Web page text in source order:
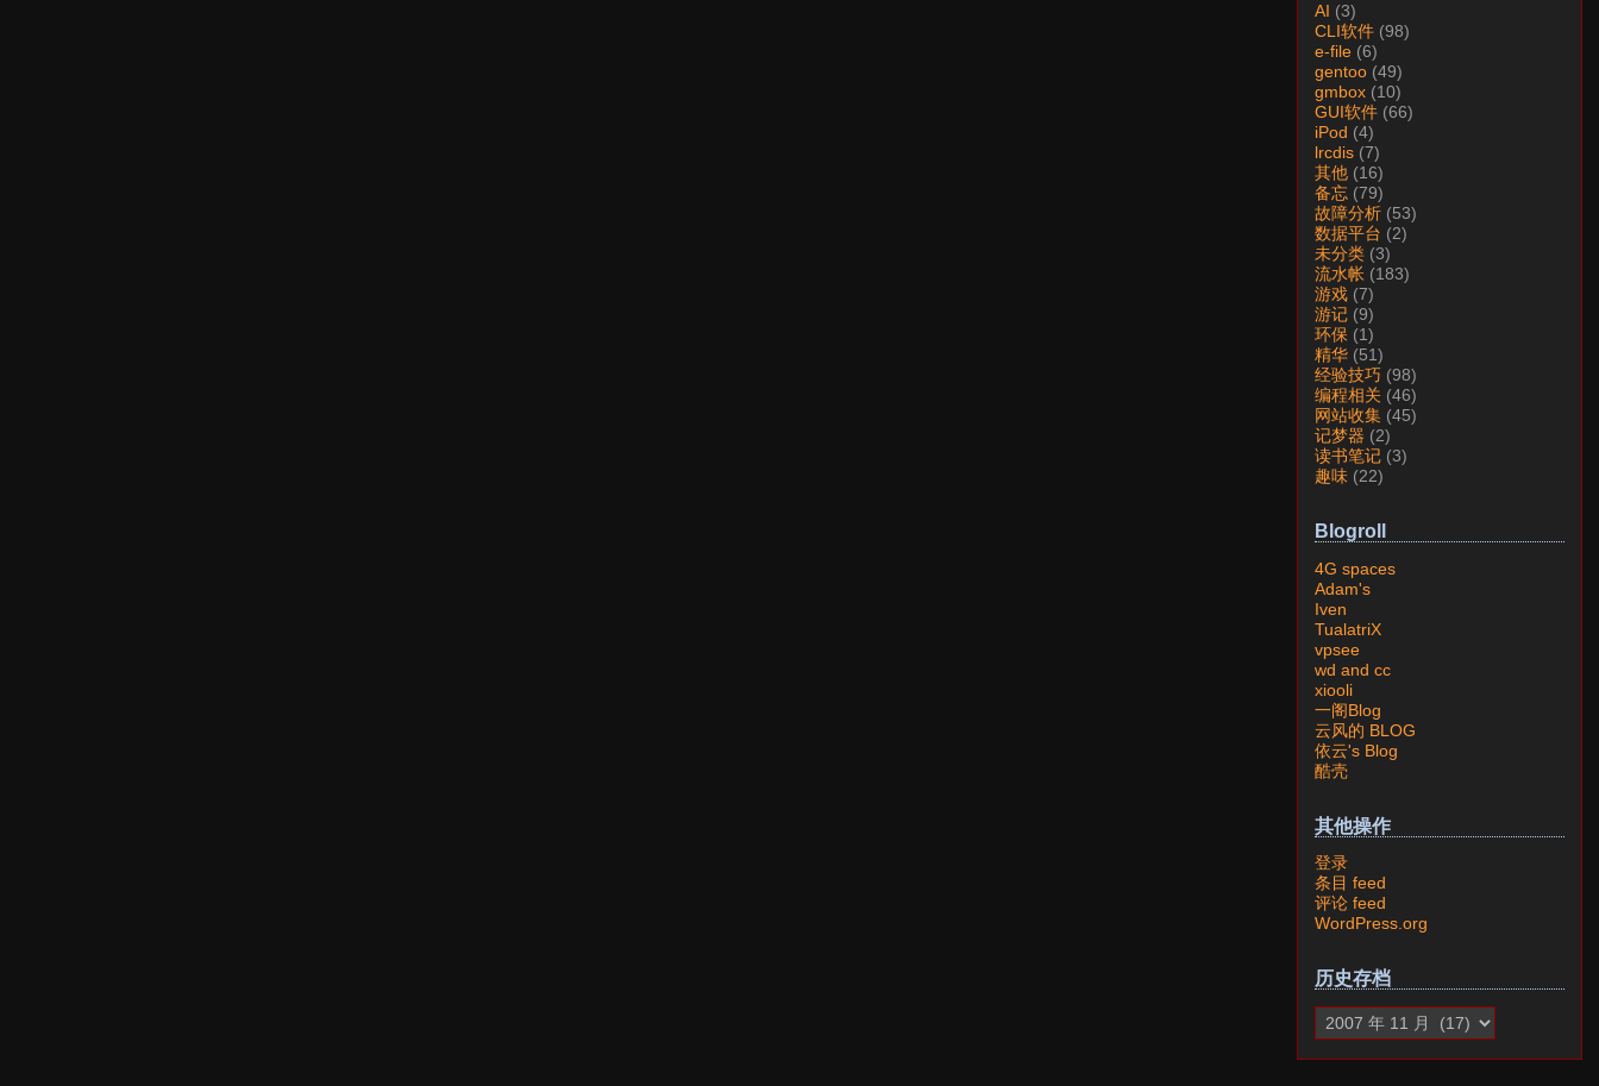
AI (3)
CLI软件 (98)
e-file (6)
gentoo (49)
gmbox (10)
GUI软件 (66)
iPod (4)
lrcdis (7)
其他 (16)
备忘 (79)
故障分析 (53)
数据平台 (2)
未分类 (3)
流水帐 (183)
游戏 (7)
游记 (9)
环保 (1)
精华 (51)
经验技巧 (98)
编程相关 (46)
网站收集 (45)
记梦器 (2)
读书笔记 (3)
趣味 (22)
Blogroll
4G spaces
Adam's
Iven
TualatriX
vpsee
wd and cc
xiooli
一阁Blog
云风的 BLOG
依云's Blog
酷壳
其他操作
登录
条目 feed
评论 feed
WordPress.org
历史存档